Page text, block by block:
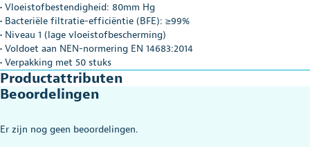
• Vloeistofbestendigheid: 80mm Hg
• Bacteriële filtratie-efficiëntie (BFE): ≥99%
• Niveau 1 (lage vloeistofbescherming)
• Voldoet aan NEN-normering EN 14683:2014
• Verpakking met 50 stuks
Productattributen
Beoordelingen
Er zijn nog geen beoordelingen.